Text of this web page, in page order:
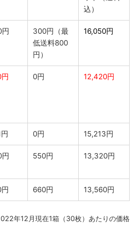
込）
300円（最
低送料800
円）
16,050円
0円 12,420円
0円 15,213円
550円 13,320円
660円 13,560円
年12月現在1箱（30枚）あたりの価格